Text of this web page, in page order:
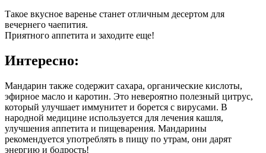
Такое вкусное варенье станет отличным десертом для
вечернего чаепития.
Приятного аппетита и заходите еще!
Интересно:
Мандарин также содержит сахара, органические кислоты,
эфирное масло и каротин. Это невероятно полезный цитрус,
который улучшает иммунитет и борется с вирусами. В
народной медицине используется для лечения кашля,
улучшения аппетита и пищеварения. Мандарины
рекомендуется употреблять в пищу по утрам, они дарят
энергию и бодрость!